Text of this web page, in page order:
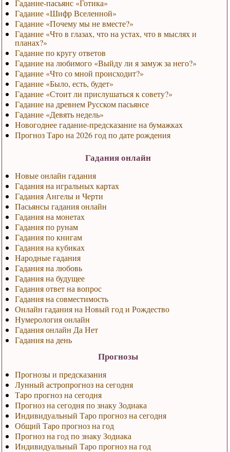
Гадание-пасьянс «Готика»
Гадание «Шифр Вселенной»
Гадание «Почему мы не вместе?»
Гадание «Что в глазах, что на устах, что в мыслях и
планах?»
Гадание по кругу ответов
Гадание на любимого «Выйду ли я замуж за него?»
Гадание «Что со мной происходит?»
Гадание «Было, есть, будет»
Гадание «Стоит ли прислушаться к совету?»
Гадание на древнем Русском пасьянсе
Гадание «Девять недель»
Новогоднее гадание-предсказание на бумажках
Прогноз Таро на 2026 год по дате рождения
Гадания онлайн
Новые онлайн гадания
Гадания на игральных картах
Гадания Ангелы и Черти
Пасьянсы гадания онлайн
Гадания на монетах
Гадания по рунам
Гадания по книгам
Гадания на кубиках
Народные гадания
Гадания на любовь
Гадания на будущее
Гадания ответ на вопрос
Гадания на совместимость
Онлайн гадания на Новый год и Рождество
Нумерология онлайн
Гадания онлайн Да Нет
Гадания на день
Прогнозы
Прогнозы и предсказания
Лунный астропрогноз на сегодня
Таро прогноз на сегодня
Прогноз на сегодня по знаку Зодиака
Индивидуальный Таро прогноз на сегодня
Общий Таро прогноз на год
Прогноз на год по знаку Зодиака
Индивидуальный Таро прогноз на год